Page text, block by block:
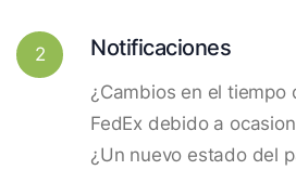
2 Notificaciones
¿Cambios en el tiempo
FedEx debido a
¿Un nuevo estado del